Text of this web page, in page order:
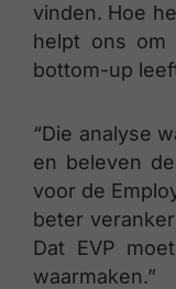
vinden. Hoe
helpt ons om
bottom-up
“Die analyse
en beleven
voor de
beter
Dat EVP
waarmaken.”